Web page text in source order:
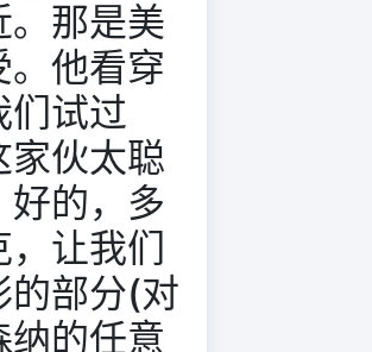
。那是美
。他看穿
们试过
家伙太聪
好的，多
，让我们
的部分(对
纳的任意